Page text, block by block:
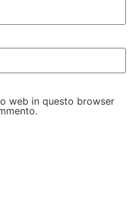
web in questo browser